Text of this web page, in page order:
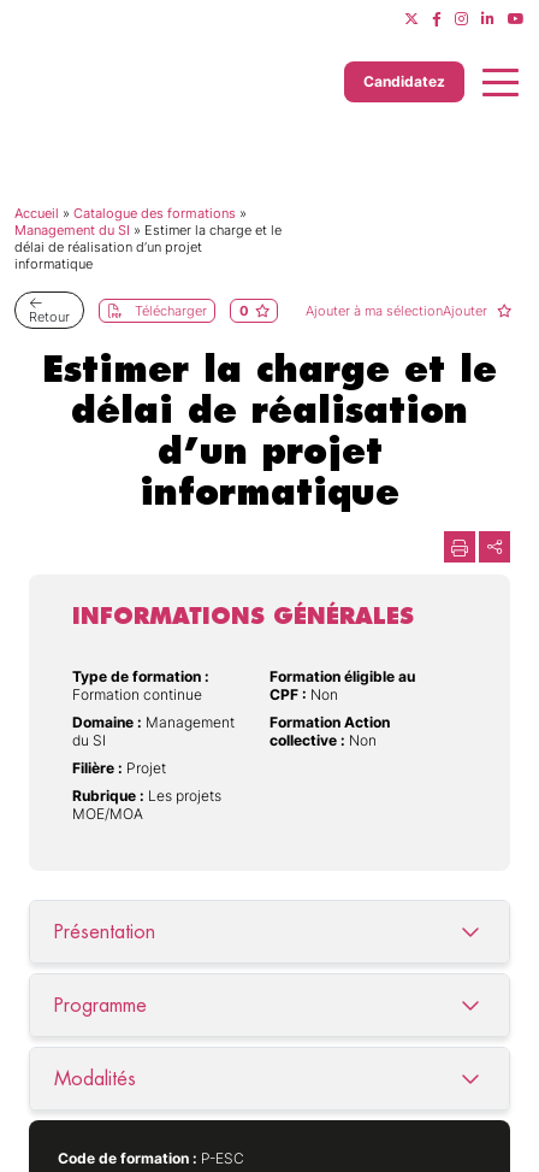
Candidatez
Accueil » Catalogue des formations »
Management du SI » Estimer la charge et le
délai de réalisation d’un projet
informatique
Retour Télécharger 0 Ajouter à ma sélectionAjouter
Estimer la charge et le
délai de réalisation
d’un projet
informatique
INFORMATIONS GÉNÉRALES
Type de formation :
Formation continue
Domaine : Management
du SI
Filière : Projet
Rubrique : Les projets
MOE/MOA
Formation éligible au
CPF : Non
Formation Action
collective : Non
Présentation
Programme
Modalités
Code de formation : P-ESC